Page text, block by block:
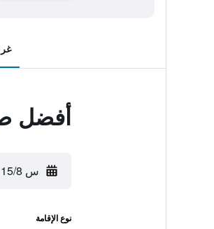
أفضل
س 15/8
نوع الإقامة